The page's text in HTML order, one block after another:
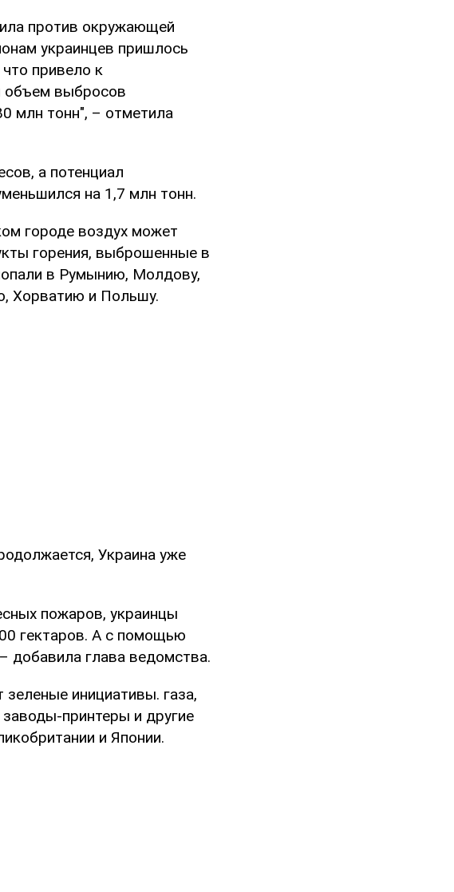
против окружающей
украинцев пришлось
привело к
объем выбросов
млн тонн", – отметила
а потенциал
на 1,7 млн тонн.
городе воздух может
горения, выброшенные в
в Румынию, Молдову,
Хорватию и Польшу.
Украина уже
пожаров, украинцы
гектаров. А с помощью
добавила глава ведомства.
инициативы. газа,
заводы-принтеры и другие
и Японии.